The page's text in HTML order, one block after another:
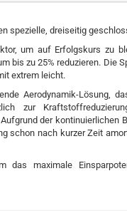
spezielle, dreiseitig
um auf Erfolgskurs zu
bis zu 25% reduzieren. Die
extrem leicht.
Aerodynamik-Lösung,
zur
der kontinuierlichen
schon nach kurzer Zeit
maximale